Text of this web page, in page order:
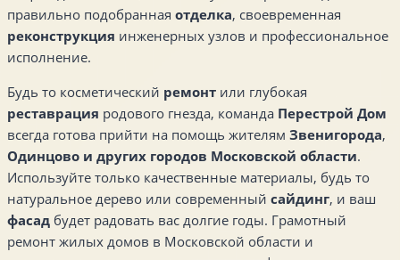
правильно подобранная отделка, своевременная
реконструкция инженерных узлов и профессиональное
исполнение.
Будь то косметический ремонт или глубокая
реставрация родового гнезда, команда Перестрой Дом
всегда готова прийти на помощь жителям Звенигорода,
Одинцово и других городов Московской области.
Используйте только качественные материалы, будь то
натуральное дерево или современный сайдинг, и ваш
фасад будет радовать вас долгие годы. Грамотный
ремонт жилых домов в Московской области и